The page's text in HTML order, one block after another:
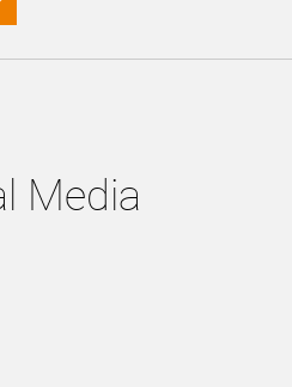
Media